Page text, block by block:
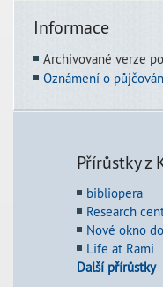
Informace
Archivované verze
Oznámení o
Přírůstky z
bibliopera
Research
Nové okno
Life at Rami
Další přírůstky